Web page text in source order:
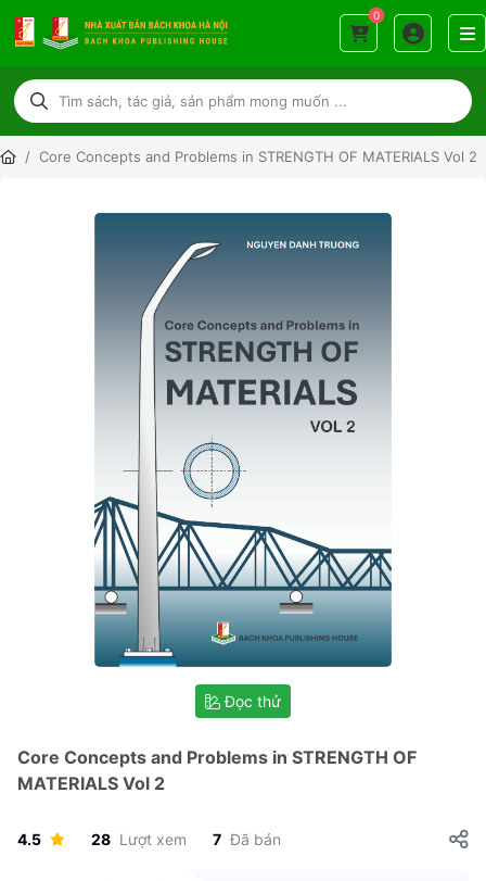
0
Core Concepts and Problems in STRENGTH OF MATERIALS Vol 2
Đọc thử
Core Concepts and Problems in STRENGTH OF
MATERIALS Vol 2
4.5 28 Lượt xem 7 Đã bán